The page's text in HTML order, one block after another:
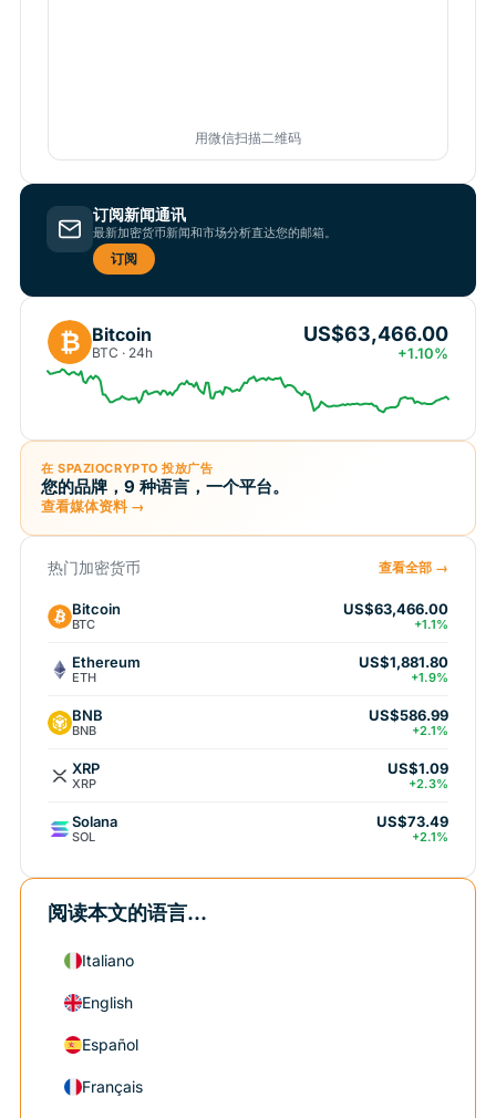
用微信扫描二维码
订阅新闻通讯
最新加密货币新闻和市场分析直达您的邮箱。
订阅
₿ Bitcoin
BTC · 24h
US$63,466.00
+1.10%
在 SPAZIOCRYPTO 投放广告
您的品牌，9 种语言，一个平台。
查看媒体资料 →
热门加密货币 查看全部 →
Bitcoin
BTC
US$63,466.00
+1.1%
Ethereum
ETH
US$1,881.80
+1.9%
BNB
BNB
US$586.99
+2.1%
XRP
XRP
US$1.09
+2.3%
Solana
SOL
US$73.49
+2.1%
阅读本文的语言...
Italiano
English
Español
Français